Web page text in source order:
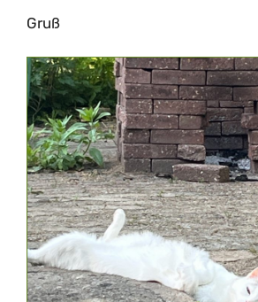
Gruß